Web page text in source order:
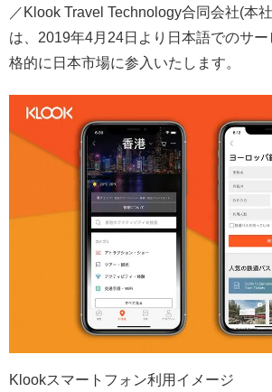
／Klook Travel Technology合同会社(本
は、2019年4月24日より日本語でのサ
格的に日本市場に参入いたします。
Klookスマートフォン利用イメージ